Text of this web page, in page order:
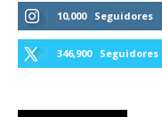
10,000 Seguidores
346,900 Seguidores